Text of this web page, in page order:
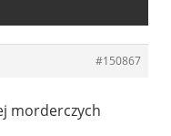
#150867
morderczych